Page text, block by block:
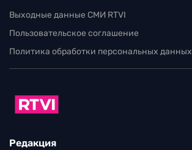
Выходные данные СМИ RTVI
Пользовательское соглашение
Политика обработки персональных данных
Редакция